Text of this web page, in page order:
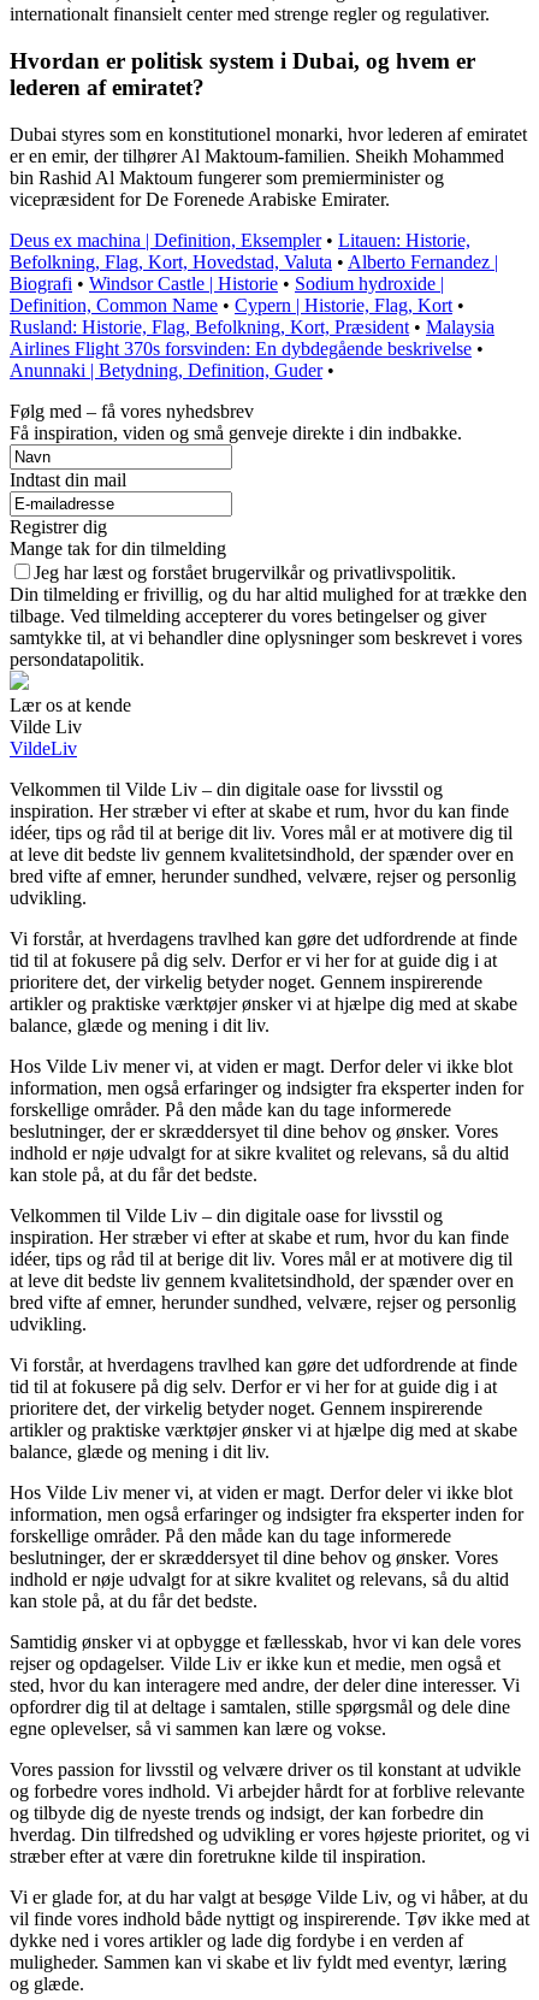
internationalt finansielt center med strenge regler og regulativer.
Hvordan er politisk system i Dubai, og hvem er
lederen af emiratet?
Dubai styres som en konstitutionel monarki, hvor lederen af emiratet
er en emir, der tilhører Al Maktoum-familien. Sheikh Mohammed
bin Rashid Al Maktoum fungerer som premierminister og
vicepræsident for De Forenede Arabiske Emirater.
Deus ex machina | Definition, Eksempler• Litauen: Historie,
Befolkning, Flag, Kort, Hovedstad, Valuta • Alberto Fernandez |
Biografi • Windsor Castle | Historie • Sodium hydroxide |
Definition, Common Name • Cypern | Historie, Flag, Kort •
Rusland: Historie, Flag, Befolkning, Kort, Præsident • Malaysia
Airlines Flight 370s forsvinden: En dybdegående beskrivelse •
Anunnaki | Betydning, Definition, Guder•
Følg med – få vores nyhedsbrev
Få inspiration, viden og små genveje direkte i din indbakke.
Indtast din mail
Registrer dig
Mange tak for din tilmelding
Jeg har læst og forstået brugervilkår og privatlivspolitik.
Din tilmelding er frivillig, og du har altid mulighed for at trække den
tilbage. Ved tilmelding accepterer du vores betingelser og giver
samtykke til, at vi behandler dine oplysninger som beskrevet i vores
persondatapolitik.
Lær os at kende
Vilde Liv
VildeLiv
Velkommen til Vilde Liv – din digitale oase for livsstil og
inspiration. Her stræber vi efter at skabe et rum, hvor du kan finde
idéer, tips og råd til at berige dit liv. Vores mål er at motivere dig til
at leve dit bedste liv gennem kvalitetsindhold, der spænder over en
bred vifte af emner, herunder sundhed, velvære, rejser og personlig
udvikling.
Vi forstår, at hverdagens travlhed kan gøre det udfordrende at finde
tid til at fokusere på dig selv. Derfor er vi her for at guide dig i at
prioritere det, der virkelig betyder noget. Gennem inspirerende
artikler og praktiske værktøjer ønsker vi at hjælpe dig med at skabe
balance, glæde og mening i dit liv.
Hos Vilde Liv mener vi, at viden er magt. Derfor deler vi ikke blot
information, men også erfaringer og indsigter fra eksperter inden for
forskellige områder. På den måde kan du tage informerede
beslutninger, der er skræddersyet til dine behov og ønsker. Vores
indhold er nøje udvalgt for at sikre kvalitet og relevans, så du altid
kan stole på, at du får det bedste.
Velkommen til Vilde Liv – din digitale oase for livsstil og
inspiration. Her stræber vi efter at skabe et rum, hvor du kan finde
idéer, tips og råd til at berige dit liv. Vores mål er at motivere dig til
at leve dit bedste liv gennem kvalitetsindhold, der spænder over en
bred vifte af emner, herunder sundhed, velvære, rejser og personlig
udvikling.
Vi forstår, at hverdagens travlhed kan gøre det udfordrende at finde
tid til at fokusere på dig selv. Derfor er vi her for at guide dig i at
prioritere det, der virkelig betyder noget. Gennem inspirerende
artikler og praktiske værktøjer ønsker vi at hjælpe dig med at skabe
balance, glæde og mening i dit liv.
Hos Vilde Liv mener vi, at viden er magt. Derfor deler vi ikke blot
information, men også erfaringer og indsigter fra eksperter inden for
forskellige områder. På den måde kan du tage informerede
beslutninger, der er skræddersyet til dine behov og ønsker. Vores
indhold er nøje udvalgt for at sikre kvalitet og relevans, så du altid
kan stole på, at du får det bedste.
Samtidig ønsker vi at opbygge et fællesskab, hvor vi kan dele vores
rejser og opdagelser. Vilde Liv er ikke kun et medie, men også et
sted, hvor du kan interagere med andre, der deler dine interesser. Vi
opfordrer dig til at deltage i samtalen, stille spørgsmål og dele dine
egne oplevelser, så vi sammen kan lære og vokse.
Vores passion for livsstil og velvære driver os til konstant at udvikle
og forbedre vores indhold. Vi arbejder hårdt for at forblive relevante
og tilbyde dig de nyeste trends og indsigt, der kan forbedre din
hverdag. Din tilfredshed og udvikling er vores højeste prioritet, og vi
stræber efter at være din foretrukne kilde til inspiration.
Vi er glade for, at du har valgt at besøge Vilde Liv, og vi håber, at du
vil finde vores indhold både nyttigt og inspirerende. Tøv ikke med at
dykke ned i vores artikler og lade dig fordybe i en verden af
muligheder. Sammen kan vi skabe et liv fyldt med eventyr, læring
og glæde.